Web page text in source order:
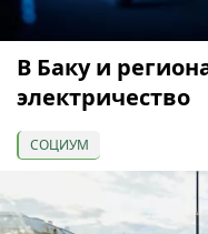
В Баку и
электричество
СОЦИУМ